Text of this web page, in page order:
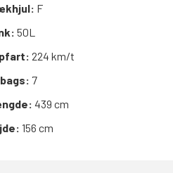
F
50L
224 km/t
7
439 cm
156 cm